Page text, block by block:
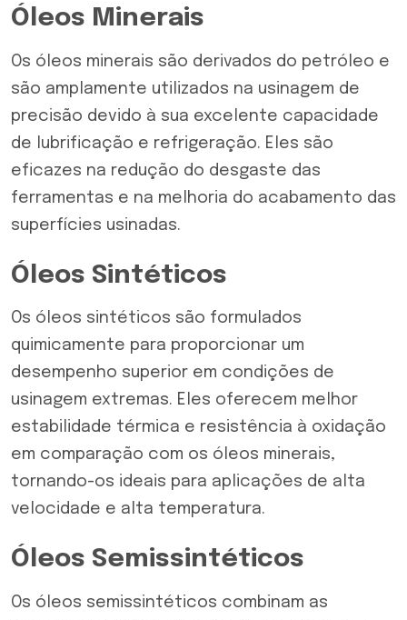
Óleos Minerais
Os óleos minerais são derivados do petróleo e
são amplamente utilizados na usinagem de
precisão devido à sua excelente capacidade
de lubrificação e refrigeração. Eles são
eficazes na redução do desgaste das
ferramentas e na melhoria do acabamento das
superfícies usinadas.
Óleos Sintéticos
Os óleos sintéticos são formulados
quimicamente para proporcionar um
desempenho superior em condições de
usinagem extremas. Eles oferecem melhor
estabilidade térmica e resistência à oxidação
em comparação com os óleos minerais,
tornando-os ideais para aplicações de alta
velocidade e alta temperatura.
Óleos Semissintéticos
Os óleos semissintéticos combinam as